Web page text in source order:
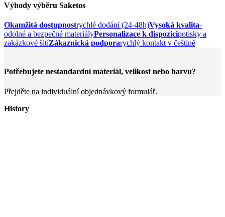
Výhody výběru Saketos
Okamžitá dostupnostrychlé dodání (24-48h)Vysoká kvalita-
odolné a bezpečné materiályPersonalizace k dispozicipotisky a
zakázkové šitíZákaznická podporarychlý kontakt v češtině
Potřebujete nestandardní materiál, velikost nebo barvu?
Přejděte na individuální objednávkový formulář.
History